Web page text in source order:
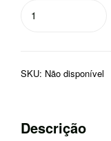
11,99 €
(SSS)
SKU: Não disponível
Descrição